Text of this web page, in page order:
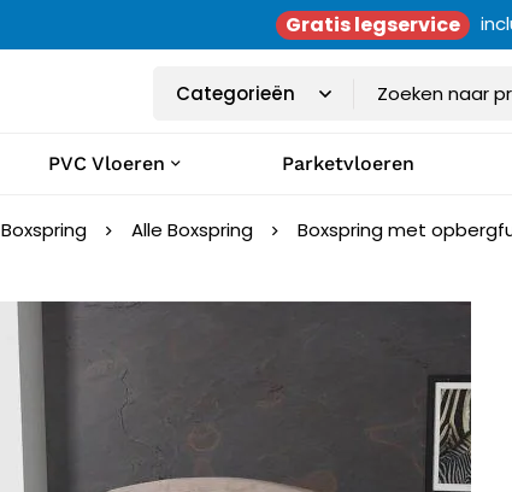
Gratis legservice
PVC Vloeren Parketvloeren
Boxspring Alle Boxspring Boxspring met